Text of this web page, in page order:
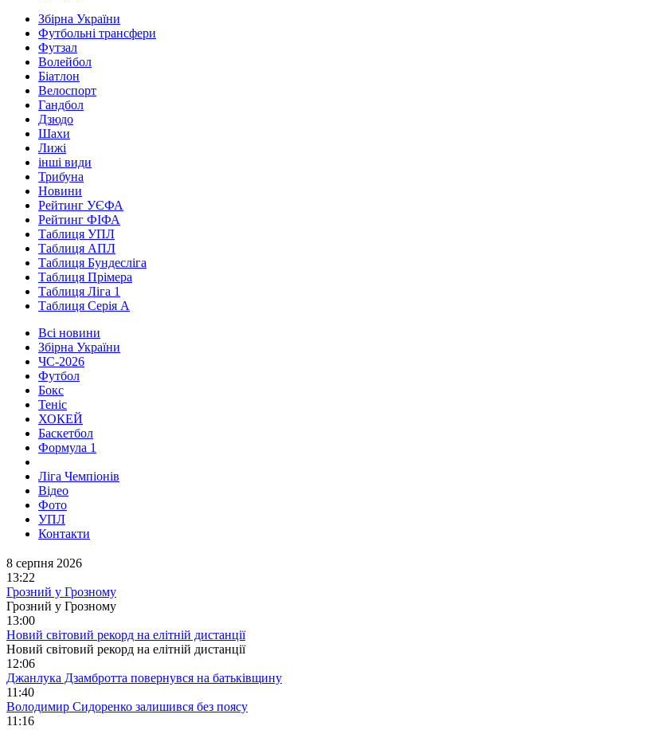
Збірна України
Футбольні трансфери
Футзал
Волейбол
Біатлон
Велоспорт
Гандбол
Дзюдо
Шахи
Лижі
інші види
Трибуна
Новини
Рейтинг УЄФА
Рейтинг ФІФА
Таблиця УПЛ
Таблиця АПЛ
Таблиця Бундесліга
Таблиця Прімера
Таблиця Ліга 1
Таблиця Серія А
Всі новини
Збірна України
ЧС-2026
Футбол
Бокс
Теніс
ХОКЕЙ
Баскетбол
Формула 1
Ліга Чемпіонів
Відео
Фото
УПЛ
Контакти
8 серпня 2026
13:22
Грозний у Грозному
Грозний у Грозному
13:00
Новий світовий рекорд на елітній дистанції
Новий світовий рекорд на елітній дистанції
12:06
Джанлука Дзамбротта повернувся на батьківщину
11:40
Володимир Сидоренко залишився без поясу
11:16